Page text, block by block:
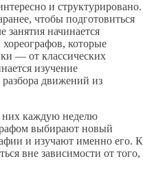
и структурировано.
чтобы подготовиться
занятия начинается
которые
— от классических
изучение
разбора движений из
них каждую неделю
выбирают новый
и изучают именно его. К
вне зависимости от того,